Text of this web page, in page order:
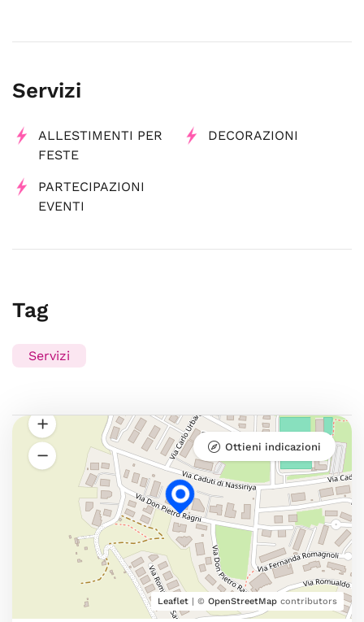
Servizi
ALLESTIMENTI PER
FESTE
DECORAZIONI
PARTECIPAZIONI
EVENTI
Tag
Servizi
Leaflet | © OpenStreetMap contributors
Ottieni indicazioni